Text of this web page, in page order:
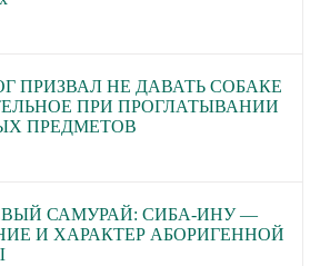
ПРИЗВАЛ НЕ ДАВАТЬ СОБАКЕ
ПРИ ПРОГЛАТЫВАНИИ
ПРЕДМЕТОВ
САМУРАЙ: СИБА-ИНУ —
И ХАРАКТЕР АБОРИГЕННОЙ